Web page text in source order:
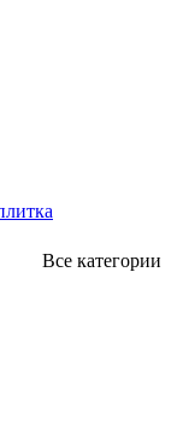
Все категории